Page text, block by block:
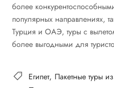
более
популярных направлениях,
Турция и ОАЭ, туры с
более выгодными для
Египет Пакетные туры